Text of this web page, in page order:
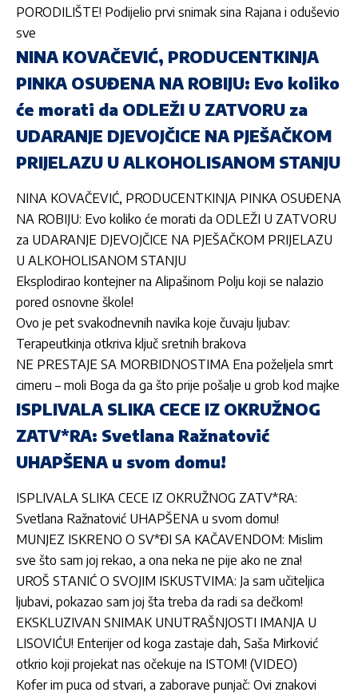
PORODILIŠTE! Podijelio prvi snimak sina Rajana i oduševio
sve
NINA KOVAČEVIĆ, PRODUCENTKINJA
PINKA OSUĐENA NA ROBIJU: Evo koliko
će morati da ODLEŽI U ZATVORU za
UDARANJE DJEVOJČICE NA PJEŠAČKOM
PRIJELAZU U ALKOHOLISANOM STANJU
NINA KOVAČEVIĆ, PRODUCENTKINJA PINKA OSUĐENA
NA ROBIJU: Evo koliko će morati da ODLEŽI U ZATVORU
za UDARANJE DJEVOJČICE NA PJEŠAČKOM PRIJELAZU
U ALKOHOLISANOM STANJU
Eksplodirao kontejner na Alipašinom Polju koji se nalazio
pored osnovne škole!
Ovo je pet svakodnevnih navika koje čuvaju ljubav:
Terapeutkinja otkriva ključ sretnih brakova
NE PRESTAJE SA MORBIDNOSTIMA Ena poželjela smrt
cimeru – moli Boga da ga što prije pošalje u grob kod majke
ISPLIVALA SLIKA CECE IZ OKRUŽNOG
ZATV*RA: Svetlana Ražnatović
UHAPŠENA u svom domu!
ISPLIVALA SLIKA CECE IZ OKRUŽNOG ZATV*RA:
Svetlana Ražnatović UHAPŠENA u svom domu!
MUNJEZ ISKRENO O SV*ĐI SA KAČAVENDOM: Mislim
sve što sam joj rekao, a ona neka ne pije ako ne zna!
UROŠ STANIĆ O SVOJIM ISKUSTVIMA: Ja sam učiteljica
ljubavi, pokazao sam joj šta treba da radi sa dečkom!
EKSKLUZIVAN SNIMAK UNUTRAŠNJOSTI IMANJA U
LISOVIĆU! Enterijer od koga zastaje dah, Saša Mirković
otkrio koji projekat nas očekuje na ISTOM! (VIDEO)
Kofer im puca od stvari, a zaborave punjač: Ovi znakovi